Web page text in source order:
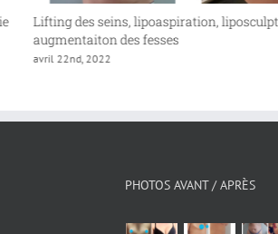
Lifting des seins, lipoaspiration, liposculpture &
augmentaiton des fesses
avril 22nd, 2022
PHOTOS AVANT / APRÈS